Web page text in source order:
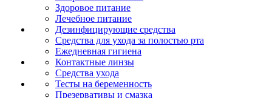
Здоровое питание
Лечебное питание
Дезинфицирующие средства
Средства для ухода за полостью рта
Ежедневная гигиена
Контактные линзы
Средства ухода
Тесты на беременность
Презервативы и смазка